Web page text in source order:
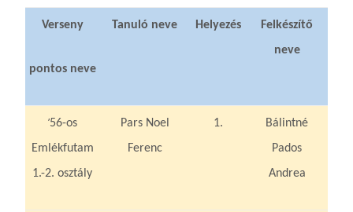
Verseny
pontos neve
Tanuló neve Helyezés
Felkészítő
neve
’56-os
Emlékfutam
1.-2. osztály
Pars Noel
Ferenc
1.
Bálintné
Pados
Andrea